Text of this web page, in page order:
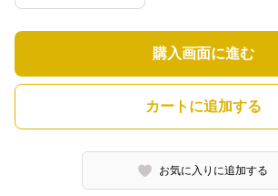
購入画面に進む
カートに追加する
お気に入りに追加する